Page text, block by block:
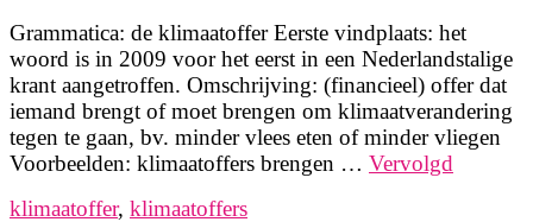
Grammatica: de klimaatoffer Eerste vindplaats: het
woord is in 2009 voor het eerst in een Nederlandstalige
krant aangetroffen. Omschrijving: (financieel) offer dat
iemand brengt of moet brengen om klimaatverandering
tegen te gaan, bv. minder vlees eten of minder vliegen
Voorbeelden: klimaatoffers brengen … Vervolgd
klimaatoffer, klimaatoffers